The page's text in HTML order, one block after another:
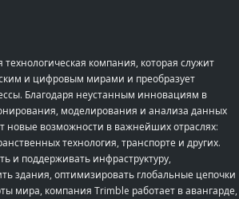
компания, которая служит
и цифровым мирами и преобразует
Благодаря неустанным инновациям в
моделирования и анализа данных
новые возможности в важнейших отраслях:
технология, транспорте и других.
и поддерживать инфраструктуру,
здания, оптимизировать глобальные цепочки
мира, компания Trimble работает в авангарде,